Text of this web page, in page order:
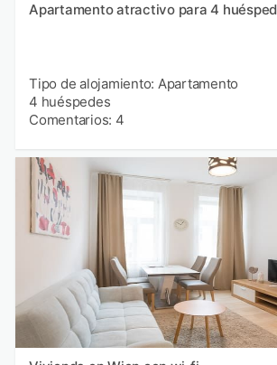
Apartamento atractivo para 4
Tipo de alojamiento: Apartamento
4 huéspedes
Comentarios: 4